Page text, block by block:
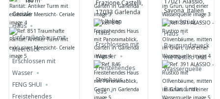
Meersicht-
Ceriale
Ceriale
Haus
Einfamilienhaus mit
Meerblick
Erschlossen mit
Wasser
FENG SHUI
Freistehendes
Frazione Castelli,
17033 Garlenda
SV, Italien
Haus
Erschlossen mit
Wasser
Freistehendes
Steinhaus
Gas
einer
Wasserquelle
Savona, Italien
Grundstück
Haus
Baugrundstueck
mit Rustico und
Wasserquelle
Bauland mit